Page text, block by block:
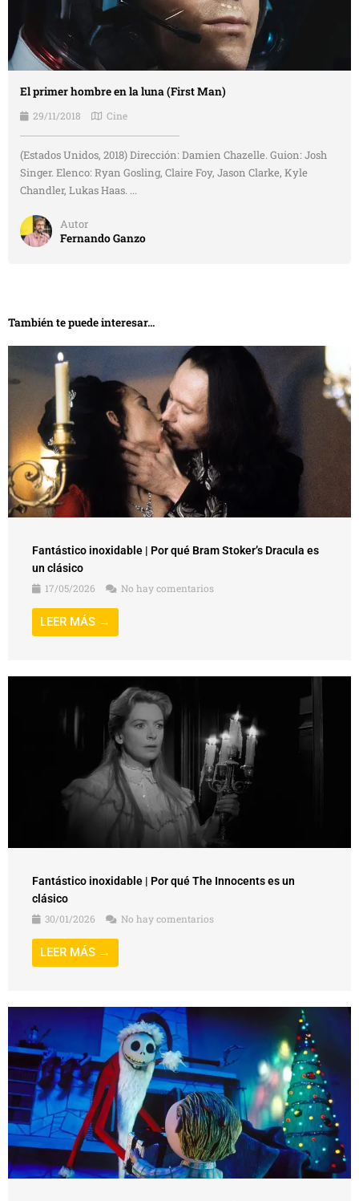
El primer hombre en la luna (First Man)
29/11/2018 Cine
(Estados Unidos, 2018) Dirección: Damien Chazelle. Guion: Josh
Singer. Elenco: Ryan Gosling, Claire Foy, Jason Clarke, Kyle
Chandler, Lukas Haas. ...
Autor
Fernando Ganzo
También te puede interesar...
Fantástico inoxidable | Por qué Bram Stoker’s Dracula es
un clásico
17/05/2026
No hay comentarios
LEER MÁS →
Fantástico inoxidable | Por qué The Innocents es un
clásico
30/01/2026
No hay comentarios
LEER MÁS →